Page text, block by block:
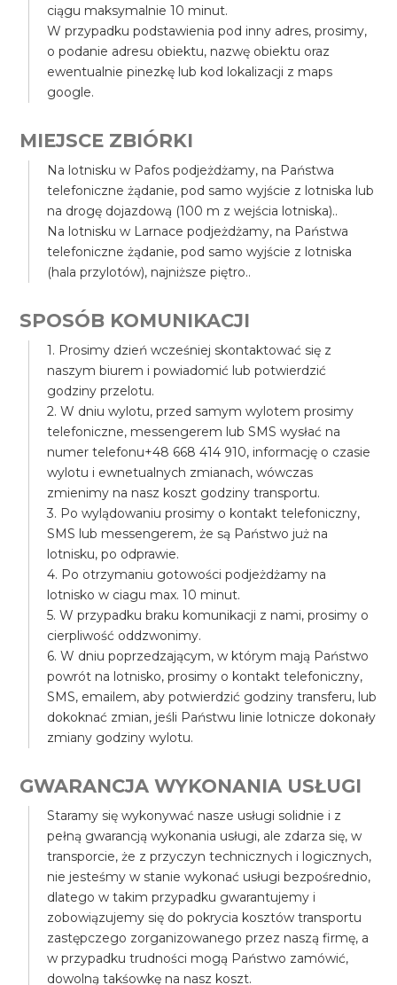
ciągu maksymalnie 10 minut.
W przypadku podstawienia pod inny adres, prosimy,
o podanie adresu obiektu, nazwę obiektu oraz
ewentualnie pinezkę lub kod lokalizacji z maps
google.
MIEJSCE ZBIÓRKI
Na lotnisku w Pafos podjeżdżamy, na Państwa
telefoniczne żądanie, pod samo wyjście z lotniska lub
na drogę dojazdową (100 m z wejścia lotniska)..
Na lotnisku w Larnace podjeżdżamy, na Państwa
telefoniczne żądanie, pod samo wyjście z lotniska
(hala przylotów), najniższe piętro..
SPOSÓB KOMUNIKACJI
1. Prosimy dzień wcześniej skontaktować się z
naszym biurem i powiadomić lub potwierdzić
godziny przelotu.
2. W dniu wylotu, przed samym wylotem prosimy
telefoniczne, messengerem lub SMS wysłać na
numer telefonu+48 668 414 910, informację o czasie
wylotu i ewnetualnych zmianach, wówczas
zmienimy na nasz koszt godziny transportu.
3. Po wylądowaniu prosimy o kontakt telefoniczny,
SMS lub messengerem, że są Państwo już na
lotnisku, po odprawie.
4. Po otrzymaniu gotowości podjeżdżamy na
lotnisko w ciagu max. 10 minut.
5. W przypadku braku komunikacji z nami, prosimy o
cierpliwość oddzwonimy.
6. W dniu poprzedzającym, w którym mają Państwo
powrót na lotnisko, prosimy o kontakt telefoniczny,
SMS, emailem, aby potwierdzić godziny transferu, lub
dokoknać zmian, jeśli Państwu linie lotnicze dokonały
zmiany godziny wylotu.
GWARANCJA WYKONANIA USŁUGI
Staramy się wykonywać nasze usługi solidnie i z
pełną gwarancją wykonania usługi, ale zdarza się, w
transporcie, że z przyczyn technicznych i logicznych,
nie jesteśmy w stanie wykonać usługi bezpośrednio,
dlatego w takim przypadku gwarantujemy i
zobowiązujemy się do pokrycia kosztów transportu
zastępczego zorganizowanego przez naszą firmę, a
w przypadku trudności mogą Państwo zamówić,
dowolną takśowkę na nasz koszt.